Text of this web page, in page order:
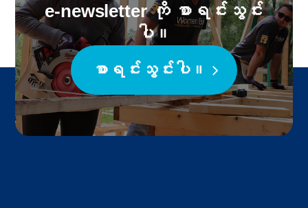
e-newsletter ကို စာရင်းသွင်း
ပါ။
စာရင်းသွင်းပါ။